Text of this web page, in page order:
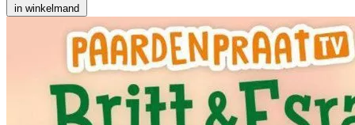
in winkelmand